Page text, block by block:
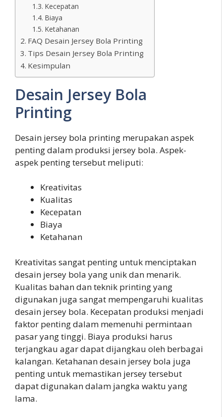
Kecepatan
Biaya
Ketahanan
FAQ Desain Jersey Bola Printing
Tips Desain Jersey Bola Printing
Kesimpulan
Desain Jersey Bola
Printing
Desain jersey bola printing merupakan aspek
penting dalam produksi jersey bola. Aspek-
aspek penting tersebut meliputi:
Kreativitas
Kualitas
Kecepatan
Biaya
Ketahanan
Kreativitas sangat penting untuk menciptakan
desain jersey bola yang unik dan menarik.
Kualitas bahan dan teknik printing yang
digunakan juga sangat mempengaruhi kualitas
desain jersey bola. Kecepatan produksi menjadi
faktor penting dalam memenuhi permintaan
pasar yang tinggi. Biaya produksi harus
terjangkau agar dapat dijangkau oleh berbagai
kalangan. Ketahanan desain jersey bola juga
penting untuk memastikan jersey tersebut
dapat digunakan dalam jangka waktu yang
lama.